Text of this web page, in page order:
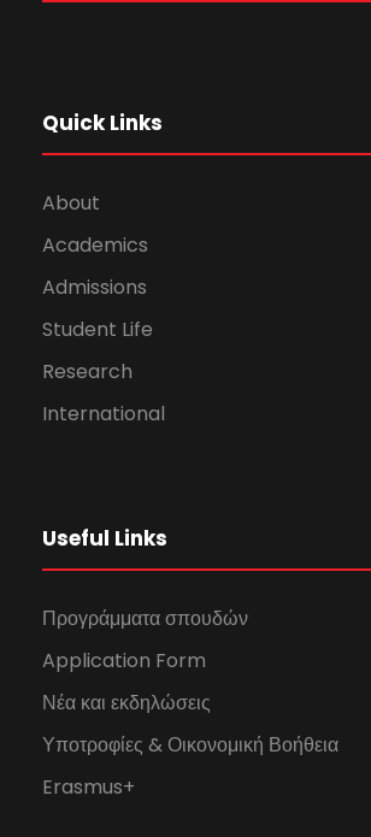
Quick Links
About
Academics
Admissions
Student Life
Research
International
Useful Links
Προγράμματα σπουδών
Application Form
Νέα και εκδηλώσεις
Υποτροφίες & Οικονομική Βοήθεια
Erasmus+